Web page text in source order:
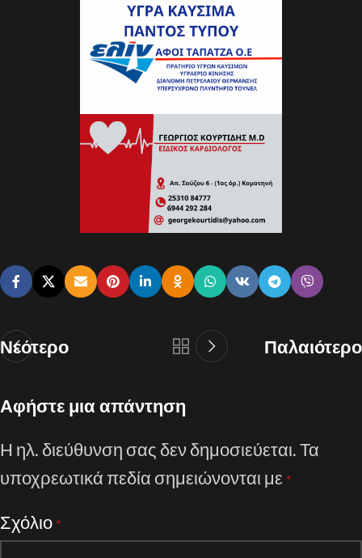
Νεότερο Παλαιότερο
Αφήστε μια απάντηση
Η ηλ. διεύθυνση σας δεν δημοσιεύεται.Τα
υποχρεωτικά πεδία σημειώνονται με *
Σχόλιο *